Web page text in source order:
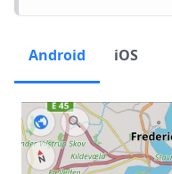
Android iOS